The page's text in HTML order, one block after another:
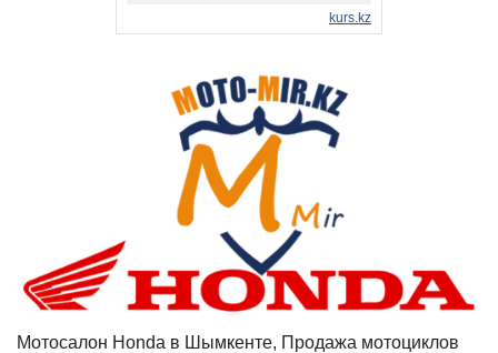
Мотосалон Honda в Шымкенте, Продажа мотоциклов